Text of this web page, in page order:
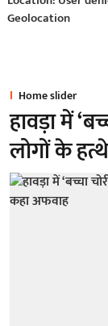
Geolocation
Home slider
हावड़ा में
लोगों के